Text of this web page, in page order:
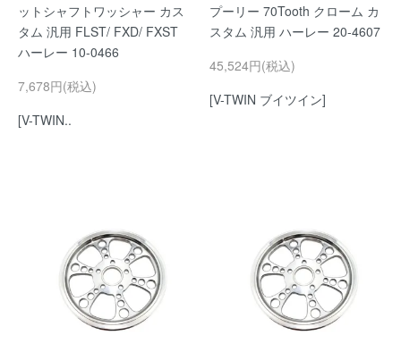
ットシャフトワッシャー カス
タム 汎用 FLST/ FXD/ FXST
ハーレー 10-0466
7,678円(税込)
[V-TWIN..
プーリー 70Tooth クローム カ
スタム 汎用 ハーレー 20-4607
45,524円(税込)
[V-TWIN ブイツイン]